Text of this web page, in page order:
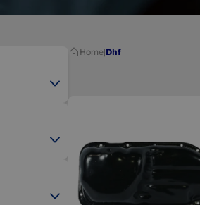
Home| dhf